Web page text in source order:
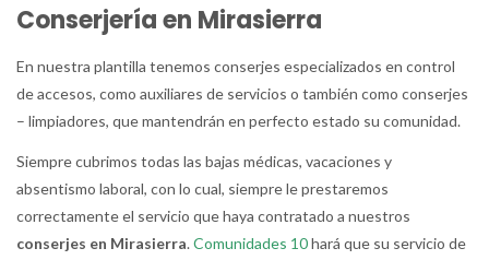
Conserjería en Mirasierra
En nuestra plantilla tenemos conserjes especializados en control
de accesos, como auxiliares de servicios o también como conserjes
– limpiadores, que mantendrán en perfecto estado su comunidad.
Siempre cubrimos todas las bajas médicas, vacaciones y
absentismo laboral, con lo cual, siempre le prestaremos
correctamente el servicio que haya contratado a nuestros
conserjes en Mirasierra.Comunidades 10hará que su servicio de